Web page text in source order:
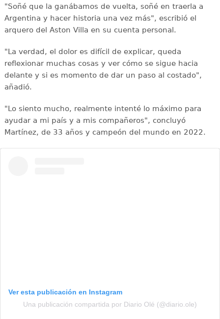
"Soñé que la ganábamos de vuelta, soñé en traerla a
Argentina y hacer historia una vez más", escribió el
arquero del Aston Villa en su cuenta personal.
"La verdad, el dolor es difícil de explicar, queda
reflexionar muchas cosas y ver cómo se sigue hacia
delante y si es momento de dar un paso al costado",
añadió.
"Lo siento mucho, realmente intenté lo máximo para
ayudar a mi país y a mis compañeros", concluyó
Martínez, de 33 años y campeón del mundo en 2022.
Ver esta publicación en Instagram
Una publicación compartida por Diario Olé (@diario.ole)